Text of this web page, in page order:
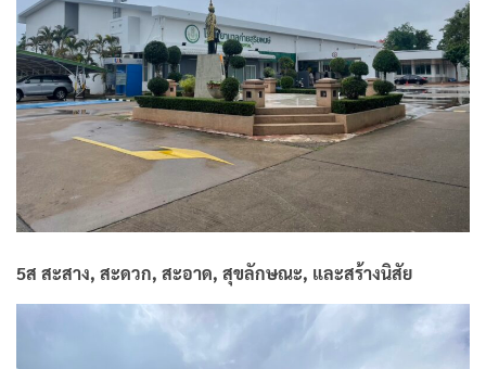
5ส สะสาง, สะดวก, สะอาด, สุขลักษณะ, และสร้างนิสัย